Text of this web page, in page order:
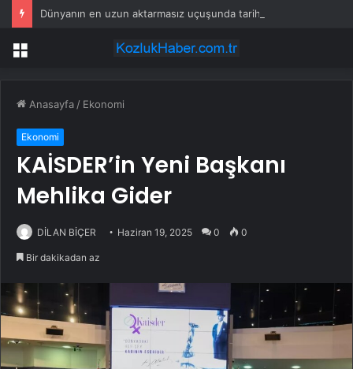
Menü
Anasayfa / Ekonomi
Ekonomi
KAİSDER’in Yeni Başkanı
Mehlika Gider
DİLAN BİÇER Haziran 19, 2025 0 0
Bir dakikadan az